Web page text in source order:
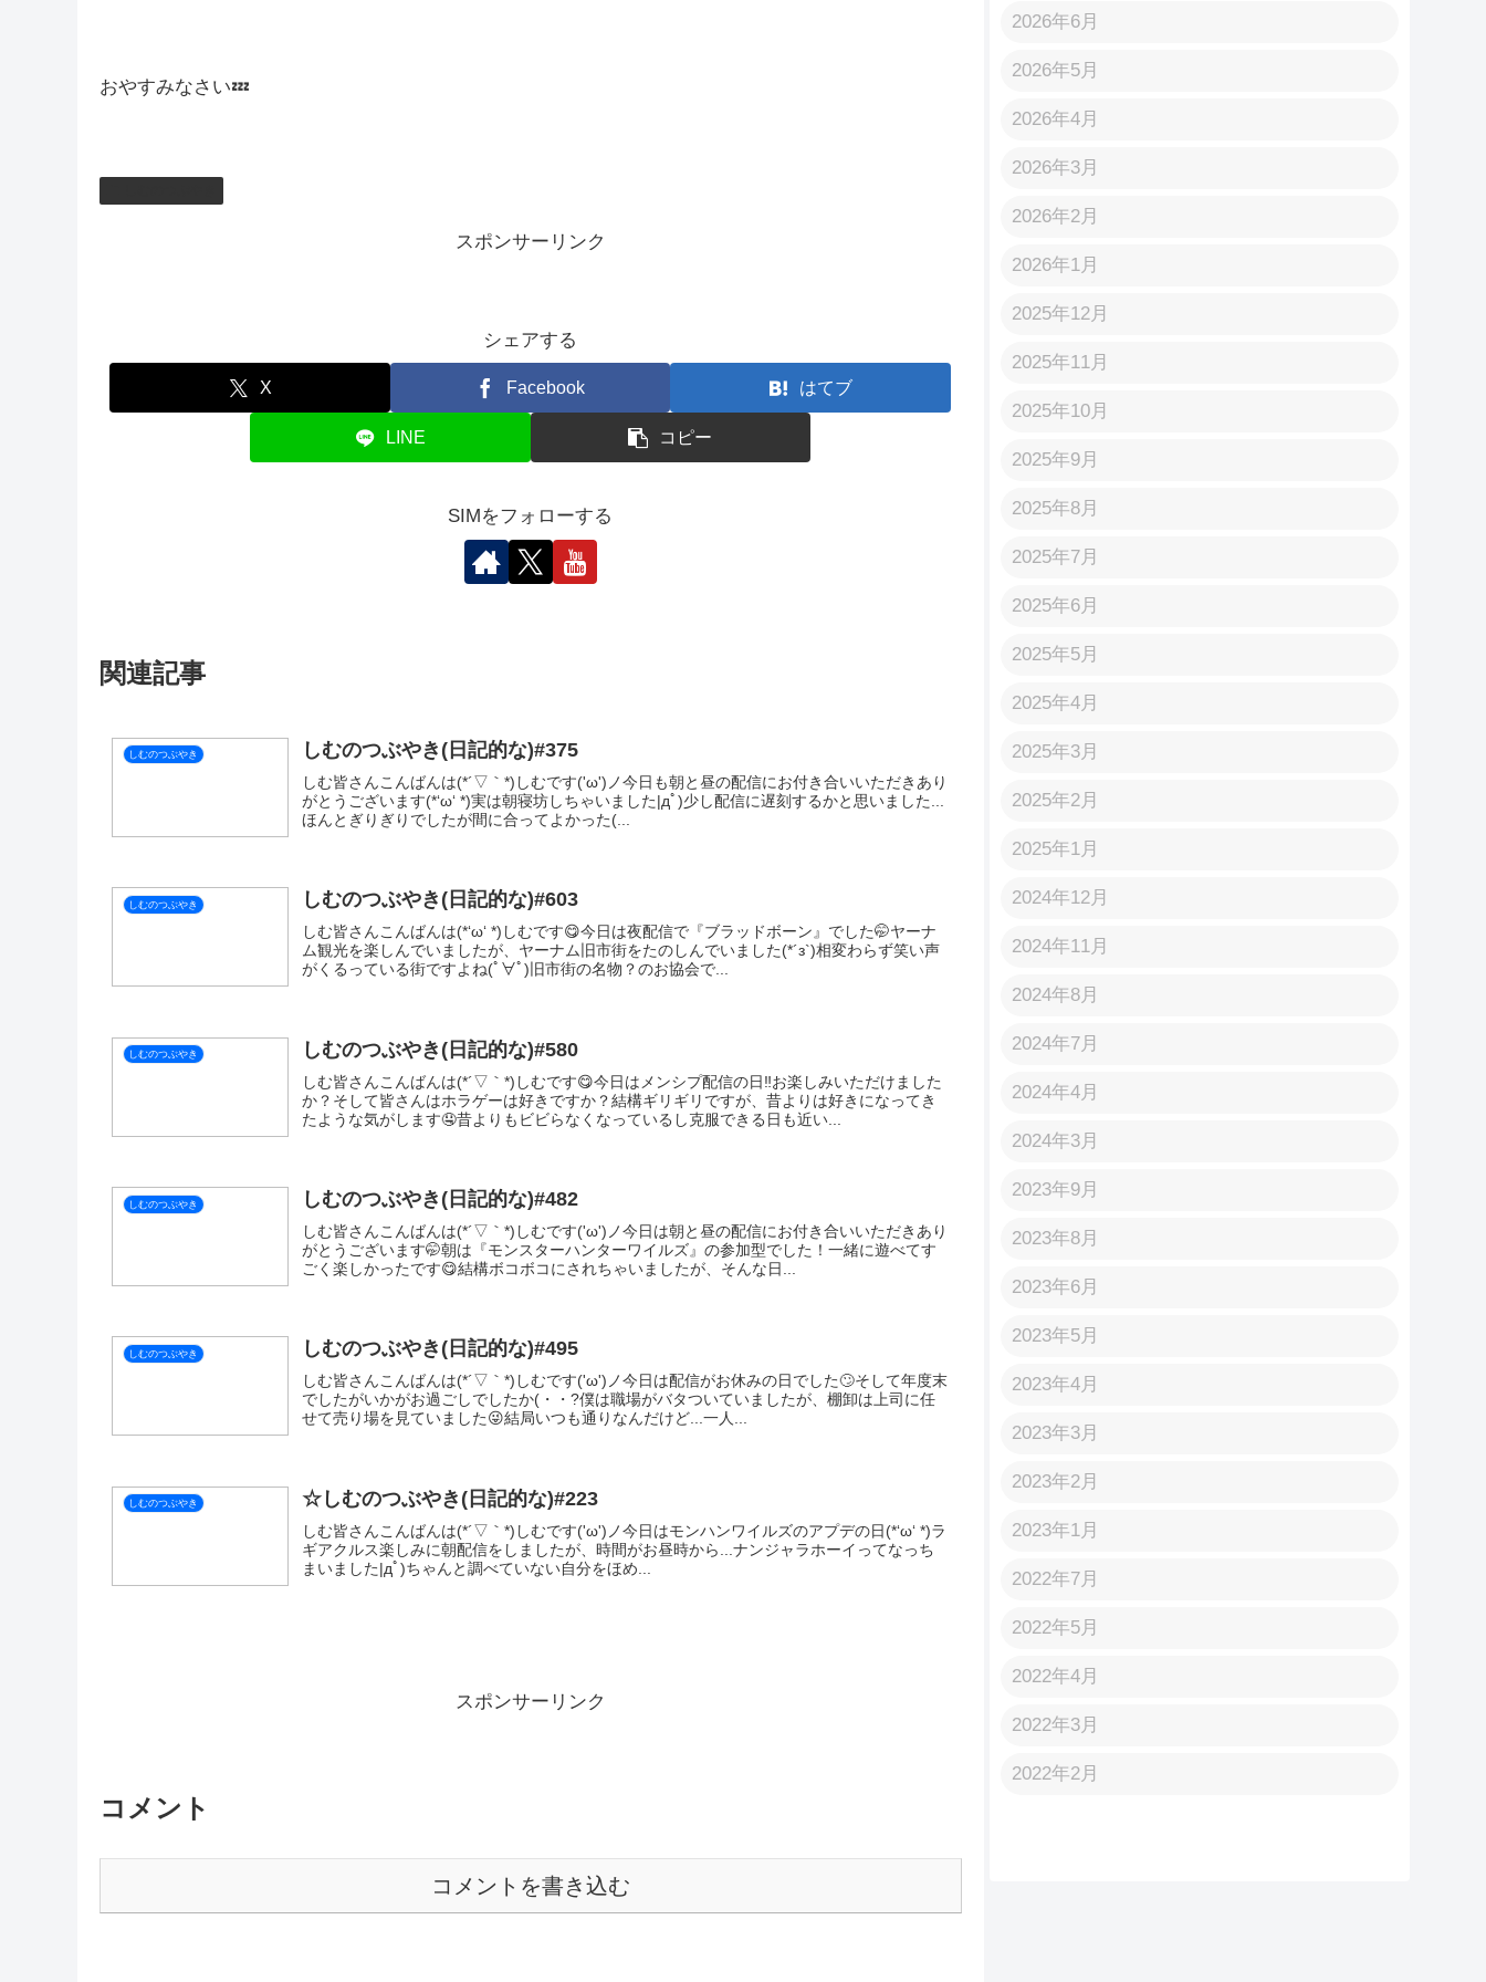
そして明日は朝配信があるので遊ぼうね☺
おやすみなさい💤
スポンサーリンク
シェアする
LINE コピー
しむのつぶやき(日記的な)#375
しむ皆さんこんばんは(*´▽｀*)しむです('ω')ノ今日も朝と昼の配信にお付き合いいただきあり
しむのつぶやき(日記的な)#603
しむ皆さんこんばんは(*‘ω‘ *)しむです😋今日は夜配信で『ブラッドボーン』でした🤭ヤーナ
がとうございます🤭朝は『モンスターハンターワイルズ』の参加型でした！一緒に遊べてす
2026年6月
2026年5月
2026年4月
2026年3月
2026年2月
2026年1月
2025年12月
2025年11月
2025年10月
2025年9月
2025年8月
2025年7月
2025年6月
2025年5月
2025年4月
2025年3月
2025年2月
2025年1月
2024年12月
2024年11月
2024年8月
2024年7月
2024年4月
2024年3月
2023年9月
2023年8月
2023年6月
2023年5月
2023年4月
2023年3月
2023年2月
2023年1月
2022年7月
2022年5月
2022年4月
2022年3月
2022年2月